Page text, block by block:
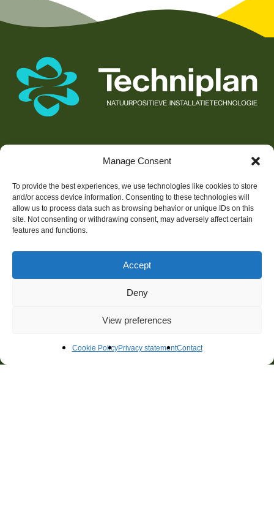
Manage Consent
To provide the best experiences, we use technologies like cookies to store
and/or access device information. Consenting to these technologies will
allow us to process data such as browsing behavior or unique IDs on this
site. Not consenting or withdrawing consent, may adversely affect certain
features and functions.
Accept
Deny
View preferences
Cookie PolicyPrivacy statementContact
Werken bij Techniplan
Gebiedsontwikkeling
Vastgoed
Portfolio